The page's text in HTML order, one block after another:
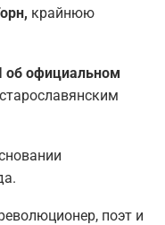
крайнюю
об официальном
поэт и